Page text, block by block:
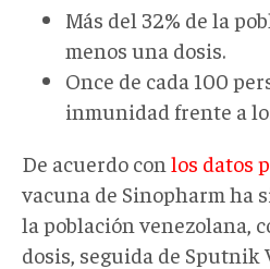
Más del 32% de la
menos una dosis.
Once de cada 100
inmunidad frente a
De acuerdo con los datos
vacuna de Sinopharm ha
la población venezolana,
dosis, seguida de Sputnik